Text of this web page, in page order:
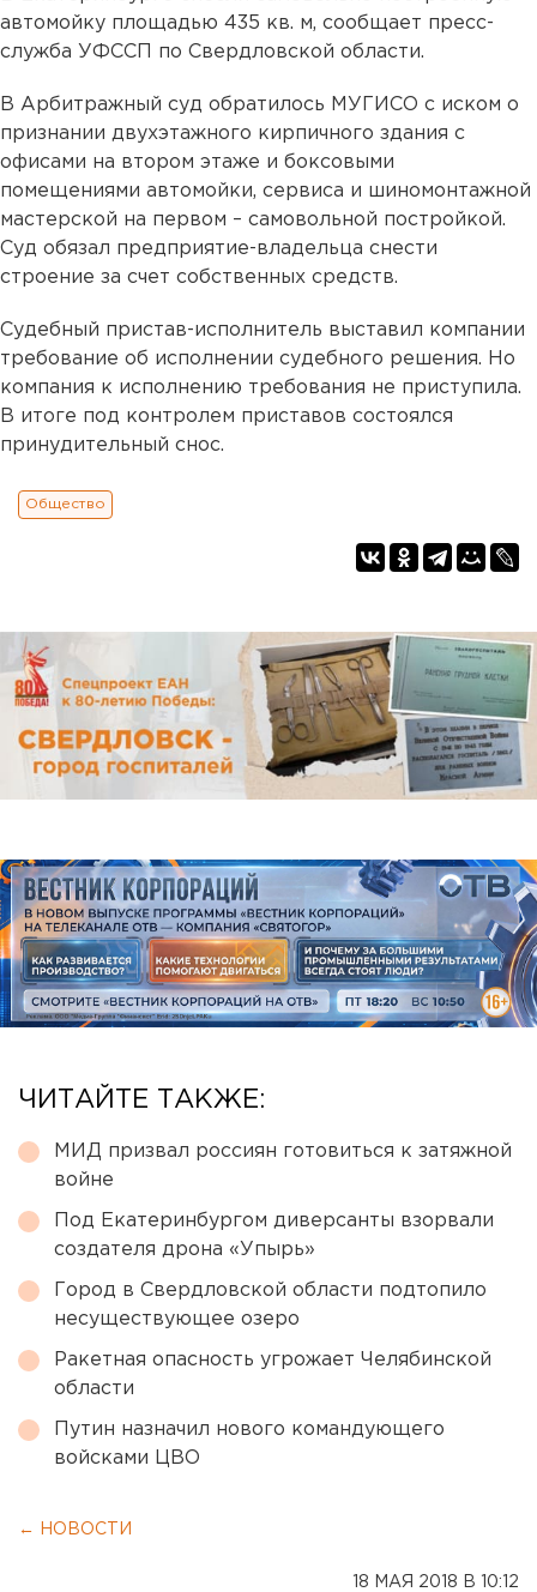
автомойку площадью 435 кв. м, сообщает пресс-
служба УФССП по Свердловской области.
В Арбитражный суд обратилось МУГИСО с иском о
признании двухэтажного кирпичного здания с
офисами на втором этаже и боксовыми
помещениями автомойки, сервиса и шиномонтажной
мастерской на первом – самовольной постройкой.
Суд обязал предприятие-владельца снести
строение за счет собственных средств.
Судебный пристав-исполнитель выставил компании
требование об исполнении судебного решения. Но
компания к исполнению требования не приступила.
В итоге под контролем приставов состоялся
принудительный снос.
Общество
ЧИТАЙТЕ ТАКЖЕ:
МИД призвал россиян готовиться к затяжной
войне
Под Екатеринбургом диверсанты взорвали
создателя дрона «Упырь»
Город в Свердловской области подтопило
несуществующее озеро
Ракетная опасность угрожает Челябинской
области
Путин назначил нового командующего
войсками ЦВО
← НОВОСТИ
18 МАЯ 2018 В 10:12